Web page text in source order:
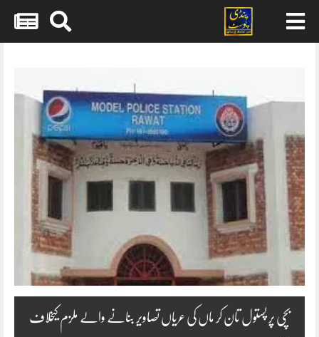
بچی پر پستول تان کر ماں کی عریاں تصاویر بنانے والے ملزم کیخلاف